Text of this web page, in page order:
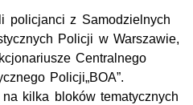
policjanci z Samodzielnych
Policji w Warszawie,
Centralnego
Policji„BOA”.
kilka bloków tematycznych